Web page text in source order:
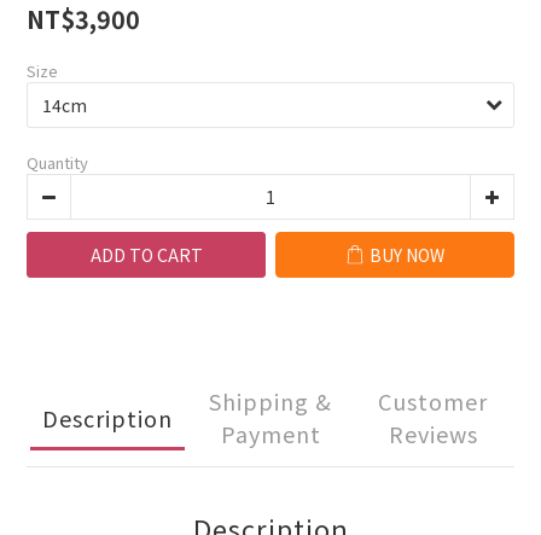
NT$3,900
Size
Quantity
ADD TO CART BUY NOW
Description
Shipping &
Payment
Customer
Reviews